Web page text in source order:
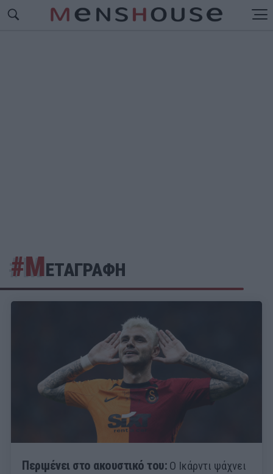
#ΜΕΤΑΓΡΑΦΗ
Περιμένει στο ακουστικό του: Ο Ικάρντι ψάχνει